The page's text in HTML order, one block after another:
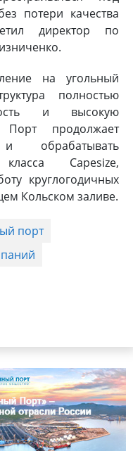
потери качества
директор по
на угольный
полностью
и высокую
Порт продолжает
обрабатывать
Capesize,
круглогодичных
Кольском заливе.
порт